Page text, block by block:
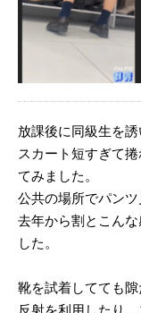
放課後に同級生を誘
スカート短すぎて
てみました。
公共の場所でパンツ
去年から割とこん
した。
靴を試着してても隙